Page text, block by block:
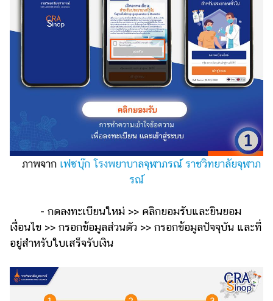
ภาพจาก เฟซบุ๊ก โรงพยาบาลจุฬาภรณ์ ราชวิทยาลัยจุฬาภ
รณ์
- กดลงทะเบียนใหม่ >> คลิกยอมรับและยินยอม
เงื่อนไข >> กรอกข้อมูลส่วนตัว >> กรอกข้อมูลปัจจุบัน และที่
อยู่สำหรับใบเสร็จรับเงิน